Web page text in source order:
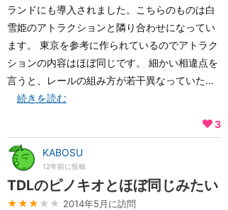
ランドにも導入されました。こちらのものは白
雪姫のアトラクションと隣り合わせになってい
ます。 東京を参考に作られているのでアトラク
ションの内容はほぼ同じです。 細かい相違点を
言うと、レールの組み方が若干異なっていた...
続きを読む
3
KABOSU
12年前に投稿
TDLのピノキオとほぼ同じみたい
★★★ ★★ 2014年5月に訪問